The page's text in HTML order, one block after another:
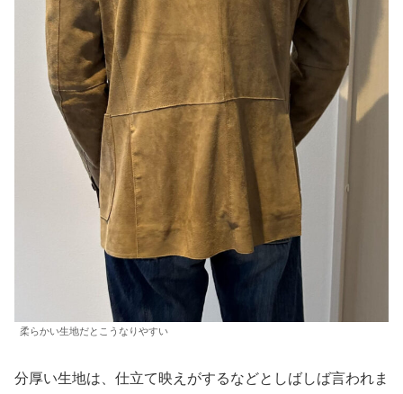
柔らかい生地だとこうなりやすい
分厚い生地は、仕立て映えがするなどとしばしば言われま